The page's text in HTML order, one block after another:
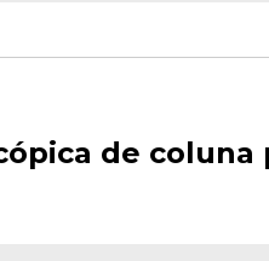
de coluna